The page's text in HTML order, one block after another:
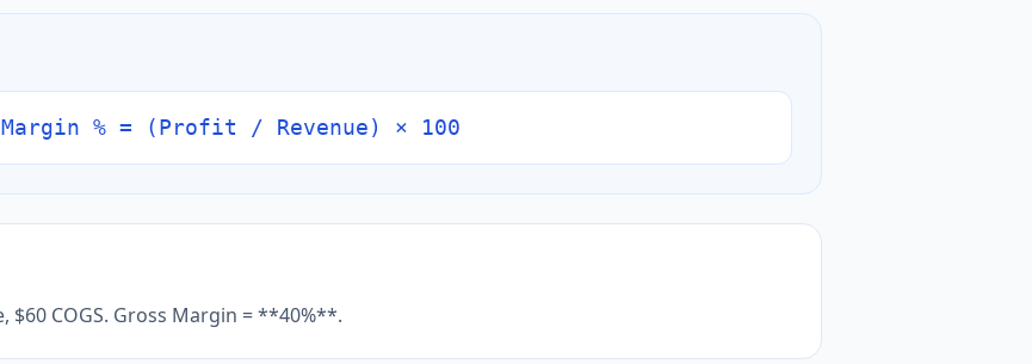
Margin % = (Profit / Revenue) × 100
$60 COGS. Gross Margin = **40%**.